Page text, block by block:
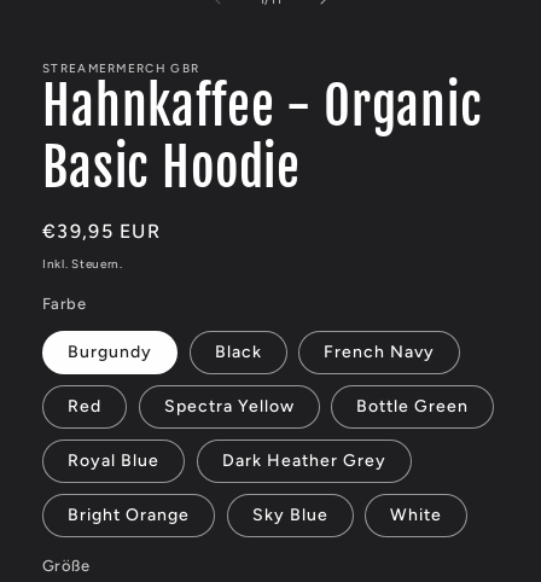
STREAMERMERCH GBR
Hahnkaffee - Organic
Basic Hoodie
Normaler
Preis
€39,95 EUR
Inkl. Steuern.
Farbe
Burgundy Black French Navy
Red Spectra Yellow Bottle Green
Royal Blue Dark Heather Grey
Bright Orange Sky Blue White
Größe